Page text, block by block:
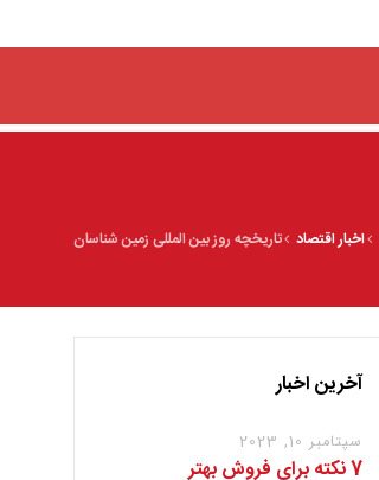
اخبار اقتصاد تاریخچه روز بین المللی زمین شناسان
آخرین اخبار
سپتامبر 10, 2023
7 نکته برای فروش بهتر